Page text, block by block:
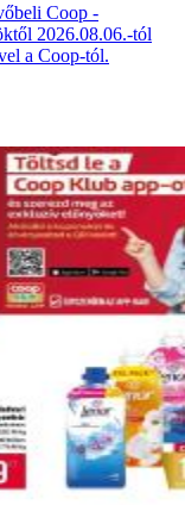
Coop -
2026.08.06.-tól
a Coop-tól.